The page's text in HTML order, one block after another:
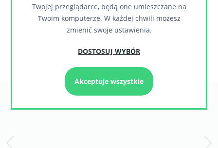
1
Przycisk przenoszący do dodawania nowego
zadania po stronie klienta.
Przycisk przenoszący doinstrukcji systemu
Zaufali nam
Twojej przeglądarce, będą one umieszczane na
Twoim komputerze. W każdej chwili możesz
zmienić swoje ustawienia.
DOSTOSUJ WYBÓR
Akceptuje wszystkie